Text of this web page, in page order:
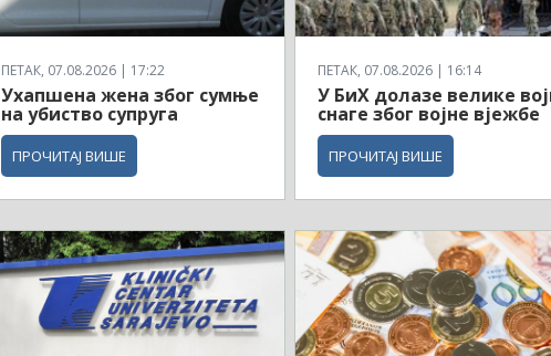
ПЕТАК, 07.08.2026 | 17:22
Ухапшена жена због сумње
на убиство супруга
ПРОЧИТАЈ ВИШЕ
ПЕТАК, 07.08.2026 | 16:14
У БиХ долазе велике
снаге због војне вјежбе
ПРОЧИТАЈ ВИШЕ